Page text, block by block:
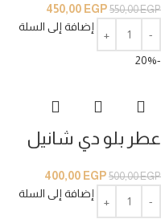
550,00EGP
450,00 EGP
إضافة إلى السلة
-20%
عطر بلو دي شانيل
500,00EGP
400,00 EGP
إضافة إلى السلة